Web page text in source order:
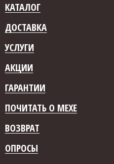
КАТАЛОГ
ДОСТАВКА
УСЛУГИ
АКЦИИ
ГАРАНТИИ
ПОЧИТАТЬ О МЕХЕ
ВОЗВРАТ
ОПРОСЫ